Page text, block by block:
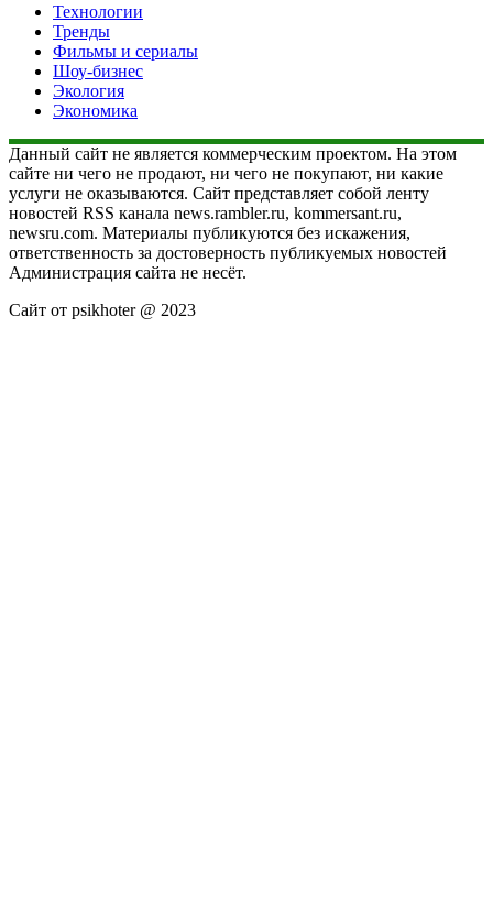
Технологии
Тренды
Фильмы и сериалы
Шоу-бизнес
Экология
Экономика
Данный сайт не является коммерческим проектом. На этом
сайте ни чего не продают, ни чего не покупают, ни какие
услуги не оказываются. Сайт представляет собой ленту
новостей RSS канала news.rambler.ru, kommersant.ru,
newsru.com. Материалы публикуются без искажения,
ответственность за достоверность публикуемых новостей
Администрация сайта не несёт.
Сайт от psikhoter @ 2023